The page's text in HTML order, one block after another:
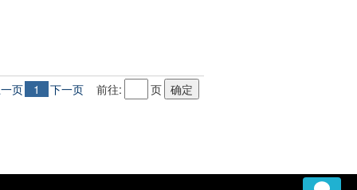
页 1 下一页 前往: 页 确定